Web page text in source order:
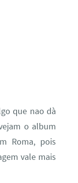
que nao dà
o album
Roma, pois
vale mais